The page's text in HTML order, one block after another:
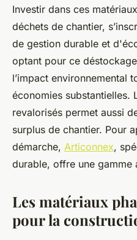
Investir dans ces
déchets de chantier,
de gestion durable et
optant pour ce
l’impact environnemental
économies substantielles.
revalorisés permet aussi
surplus de chantier. Pour
démarche, Articonnex,
durable, offre une gamme
Les matériaux
pour la